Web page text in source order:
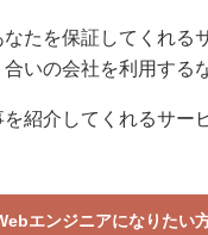
たを保証してくれる
いの会社を利用する
紹介してくれるサー
エンジニアになりたい